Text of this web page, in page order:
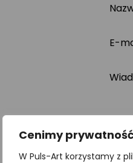
Cenimy
W Puls-Art korzystamy z
E-